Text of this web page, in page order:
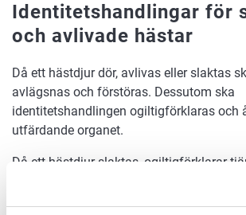
Identitetshandlingar för
och avlivade hästar
Då ett hästdjur dör, avlivas eller slaktas
avlägsnas och förstöras. Dessutom ska
identitetshandlingen ogiltigförklaras och
utfärdande organet.
Då ett hästdjur slaktas, ogiltigförklarar
identitetshandlingen och sänder den till